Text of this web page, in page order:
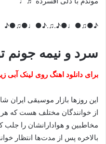
♪●♫●♩●♪.♫.♪●♩●♫●♪
سرد و نیمه جونم
برای دانلود اهنگ روی لینک آبی
این روزها بازار موسیقی ایران
از خوانندگان مختلف هست که
مخاطبین و هوادارانشان را جلب
بالاخره پس از مدت‌ها انتظار